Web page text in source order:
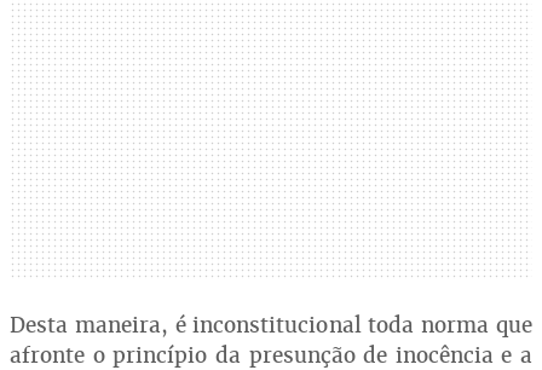
Desta maneira, é inconstitucional toda norma que
afronte o princípio da presunção de inocência e a